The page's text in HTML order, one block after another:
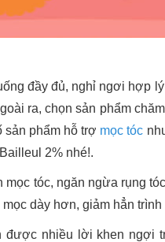
đầy đủ, nghỉ ngơi hợp
ra, chọn sản phẩm
phẩm hỗ trợ mọc tóc
2% nhé!.
mọc tóc, ngăn ngừa rụng
dày hơn, giảm hẳn trình
nhiều lời khen ngợi